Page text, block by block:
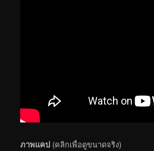
ภาพแคป (คลิกเพื่อดูขนาดจริง)